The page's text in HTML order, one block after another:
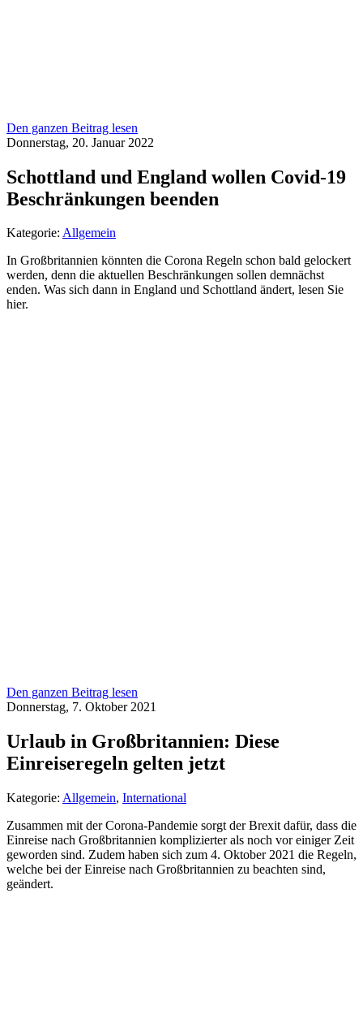
Den ganzen Beitrag lesen
Donnerstag, 20. Januar 2022
Schottland und England wollen Covid-19
Beschränkungen beenden
Kategorie: Allgemein
In Großbritannien könnten die Corona Regeln schon bald gelockert
werden, denn die aktuellen Beschränkungen sollen demnächst
enden. Was sich dann in England und Schottland ändert, lesen Sie
hier.
Den ganzen Beitrag lesen
Donnerstag, 7. Oktober 2021
Urlaub in Großbritannien: Diese
Einreiseregeln gelten jetzt
Kategorie: Allgemein, International
Zusammen mit der Corona-Pandemie sorgt der Brexit dafür, dass die
Einreise nach Großbritannien komplizierter als noch vor einiger Zeit
geworden sind. Zudem haben sich zum 4. Oktober 2021 die Regeln,
welche bei der Einreise nach Großbritannien zu beachten sind,
geändert.